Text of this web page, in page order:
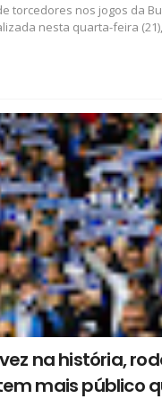
torcedores nos jogos da
nesta quarta-feira
na história,
mais público